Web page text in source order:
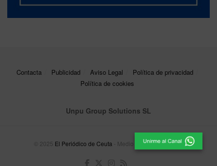
Contacta Publicidad Aviso Legal
Política de privacidad
Política de cookies
Unpu Group Solutions SL
© 2025 El Periódico de Ceuta - Medio de Comunicación